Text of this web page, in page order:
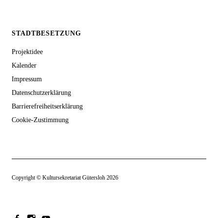
STADTBESETZUNG
Projektidee
Kalender
Impressum
Datenschutzerklärung
Barrierefreiheitserklärung
Cookie-Zustimmung
Copyright © Kultursekretariat Gütersloh 2026